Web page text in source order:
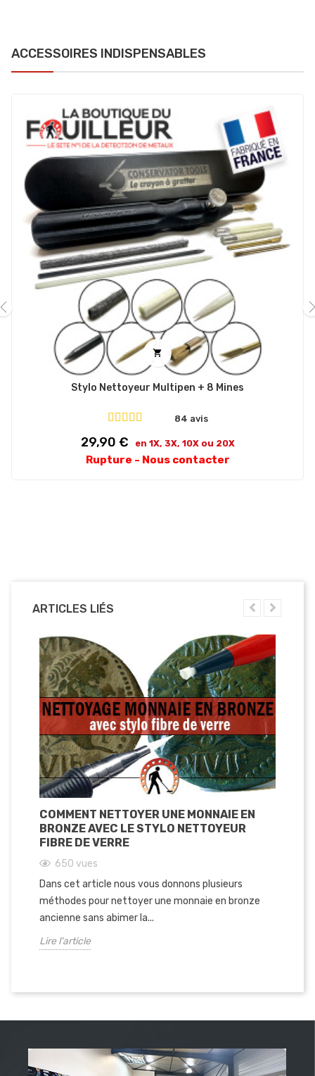
ACCESSOIRES INDISPENSABLES

Stylo Nettoyeur Multipen + 8 Mines
84 avis
Prix
29,90 € en 1X, 3X, 10X ou 20X
Rupture - Nous contacter
ARTICLES LIÉS
COMMENT NETTOYER UNE MONNAIE EN
BRONZE AVEC LE STYLO NETTOYEUR
FIBRE DE VERRE
650 vues
Dans cet article nous vous donnons plusieurs
méthodes pour nettoyer une monnaie en bronze
ancienne sans abimer la...
Lire l'article